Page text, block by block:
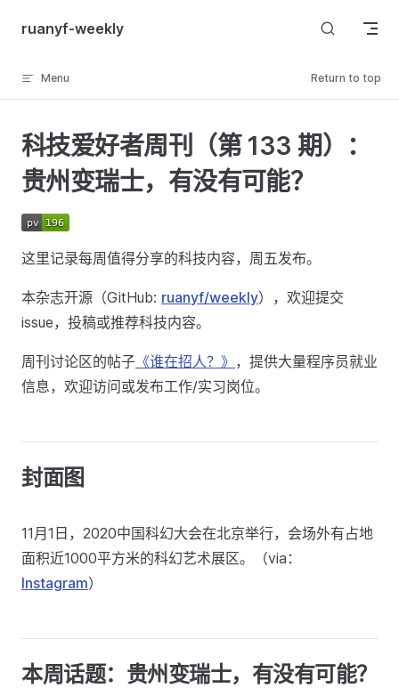
Skip to content
ruanyf-weekly
Menu Return to top
科技爱好者周刊（第 133 期）：
贵州变瑞士，有没有可能？
这里记录每周值得分享的科技内容，周五发布。
本杂志开源（GitHub: ruanyf/weekly），欢迎提交
issue，投稿或推荐科技内容。
周刊讨论区的帖子 《谁在招人？》 ，提供大量程序员就业
信息，欢迎访问或发布工作/实习岗位。
封面图
11月1日，2020中国科幻大会在北京举行，会场外有占地
面积近1000平方米的科幻艺术展区。（via：
Instagram）
本周话题：贵州变瑞士，有没有可能？